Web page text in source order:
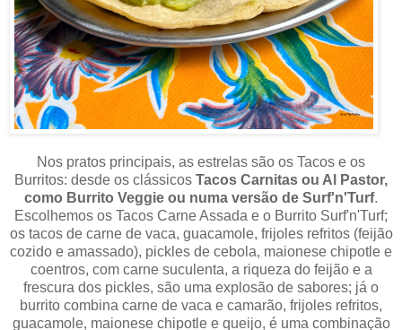
Nos pratos principais, as estrelas são os Tacos e os
Burritos: desde os clássicos Tacos Carnitas ou Al Pastor,
como Burrito Veggie ou numa versão de Surf'n'Turf.
Escolhemos os Tacos Carne Assada e o Burrito Surf'n'Turf;
os tacos de carne de vaca, guacamole, frijoles refritos (feijão
cozido e amassado), pickles de cebola, maionese chipotle e
coentros, com carne suculenta, a riqueza do feijão e a
frescura dos pickles, são uma explosão de sabores; já o
burrito combina carne de vaca e camarão, frijoles refritos,
guacamole, maionese chipotle e queijo, é uma combinação